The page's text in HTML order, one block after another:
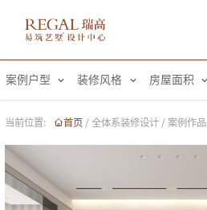
当前位置: 首页 / 全体系装修设计 / 案例作品
案例户型 装修风格 房屋面积